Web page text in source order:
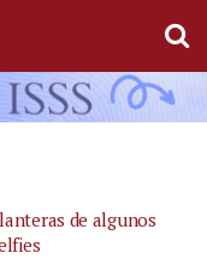
de algunos